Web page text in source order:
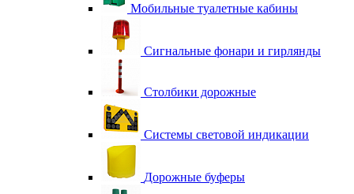
Мобильные туалетные кабины
Сигнальные фонари и гирлянды
Столбики дорожные
Системы световой индикации
Дорожные буферы